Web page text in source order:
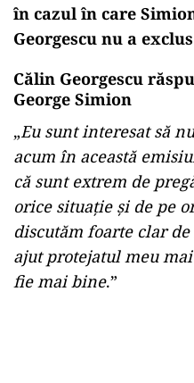
în cazul în care
Georgescu nu a
Călin Georgescu
George Simion
„Eu sunt interesat să
acum în această
că sunt extrem de
orice situație și de pe
discutăm foarte clar
ajut protejatul meu
fie mai bine.”